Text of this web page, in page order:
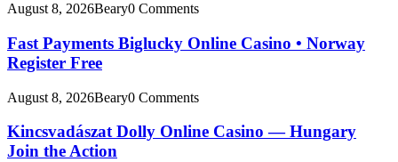
August 8, 2026Beary0 Comments
Fast Payments Biglucky Online Casino • Norway
Register Free
August 8, 2026Beary0 Comments
Kincsvadászat Dolly Online Casino — Hungary
Join the Action